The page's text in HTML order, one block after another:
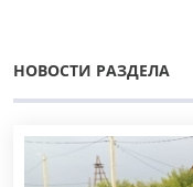
НОВОСТИ РАЗДЕЛА